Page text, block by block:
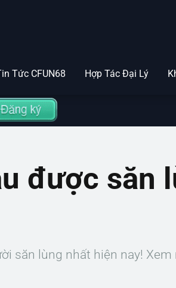
Tức CFUN68 Hợp Tác Đại Lý
được săn
săn lùng nhất hiện nay!